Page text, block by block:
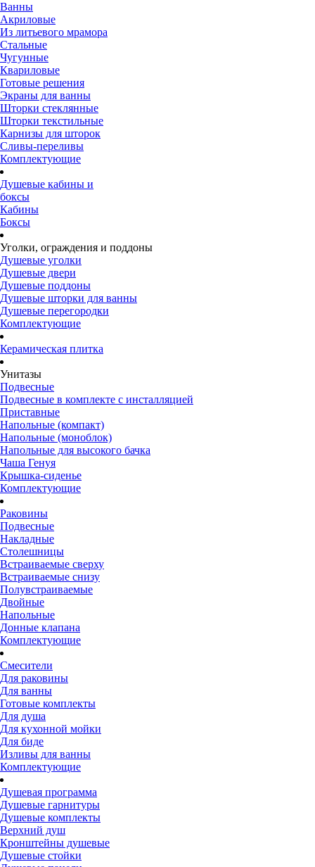
Ванны
Акриловые
Из литьевого мрамора
Стальные
Чугунные
Квариловые
Готовые решения
Экраны для ванны
Шторки стеклянные
Шторки текстильные
Карнизы для шторок
Сливы-переливы
Комплектующие
Душевые кабины и
боксы
Кабины
Боксы
Уголки, ограждения и поддоны
Душевые уголки
Душевые двери
Душевые поддоны
Душевые шторки для ванны
Душевые перегородки
Комплектующие
Керамическая плитка
Унитазы
Подвесные
Подвесные в комплекте с инсталляцией
Приставные
Напольные (компакт)
Напольные (моноблок)
Напольные для высокого бачка
Чаша Генуя
Крышка-сиденье
Комплектующие
Раковины
Подвесные
Накладные
Столешницы
Встраиваемые сверху
Встраиваемые снизу
Полувстраиваемые
Двойные
Напольные
Донные клапана
Комплектующие
Смесители
Для раковины
Для ванны
Готовые комплекты
Для душа
Для кухонной мойки
Для биде
Изливы для ванны
Комплектующие
Душевая программа
Душевые гарнитуры
Душевые комплекты
Верхний душ
Кронштейны душевые
Душевые стойки